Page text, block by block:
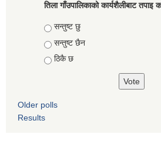
तिला गाँउपालिकाको कार्यशैलीबाट
Choices
सन्तुष्ट छु
सन्तुष्ट छैन
ठिकै छ
Older polls
Results